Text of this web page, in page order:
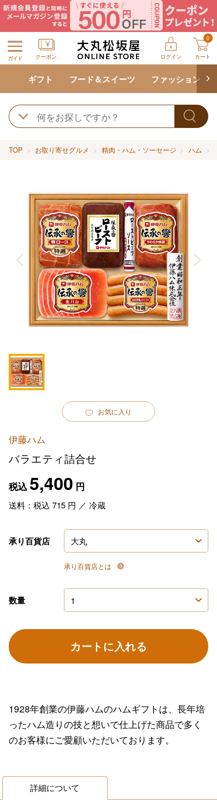
ガイド クーポン ログイン
0
カート
ギフト フード＆スイーツ ファッション
TOP お取り寄せグルメ 精肉・ハム・ソーセージ ハム
お気に入り
伊藤ハム
バラエティ詰合せ
税込5,400 円
送料：税込 715円 ／ 冷蔵
承り百貨店
承り百貨店とは
数量
カートに入れる
1928年創業の伊藤ハムのハムギフトは、長年培
ったハム造りの技と想いで仕上げた商品で多く
のお客様にご愛顧いただいております。
詳細について